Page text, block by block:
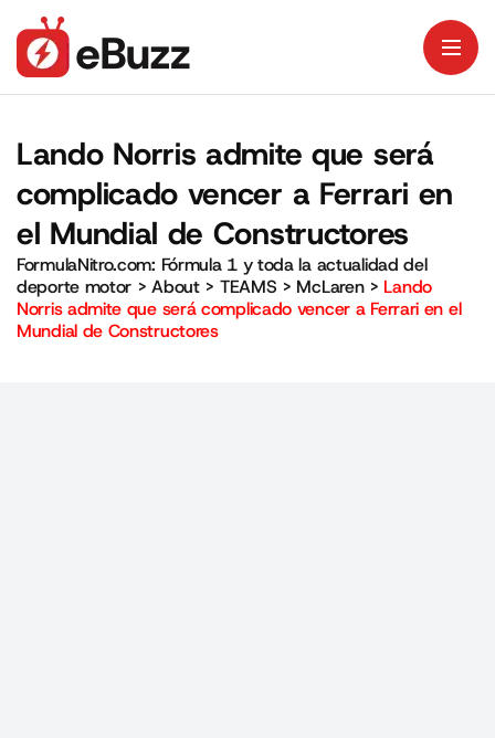
Lando Norris admite que será
complicado vencer a Ferrari en
el Mundial de Constructores
FormulaNitro.com: Fórmula 1 y toda la actualidad del
deporte motor >About> TEAMS > McLaren> Lando
Norris admite que será complicado vencer a Ferrari en el
Mundial de Constructores